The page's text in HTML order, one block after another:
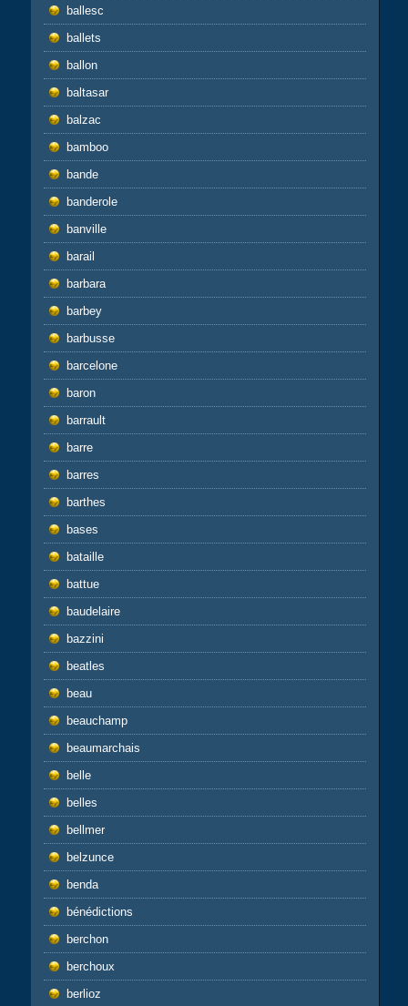
ballesc
ballets
ballon
baltasar
balzac
bamboo
bande
banderole
banville
barail
barbara
barbey
barbusse
barcelone
baron
barrault
barre
barres
barthes
bases
bataille
battue
baudelaire
bazzini
beatles
beau
beauchamp
beaumarchais
belle
belles
bellmer
belzunce
benda
bénédictions
berchon
berchoux
berlioz